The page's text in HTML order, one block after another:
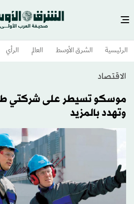
الرئيسية الشرق الأوسط​ العالم الرأي
الاقتصاد
موسكو تسيطر على شركتي
وتهدد بالمزيد